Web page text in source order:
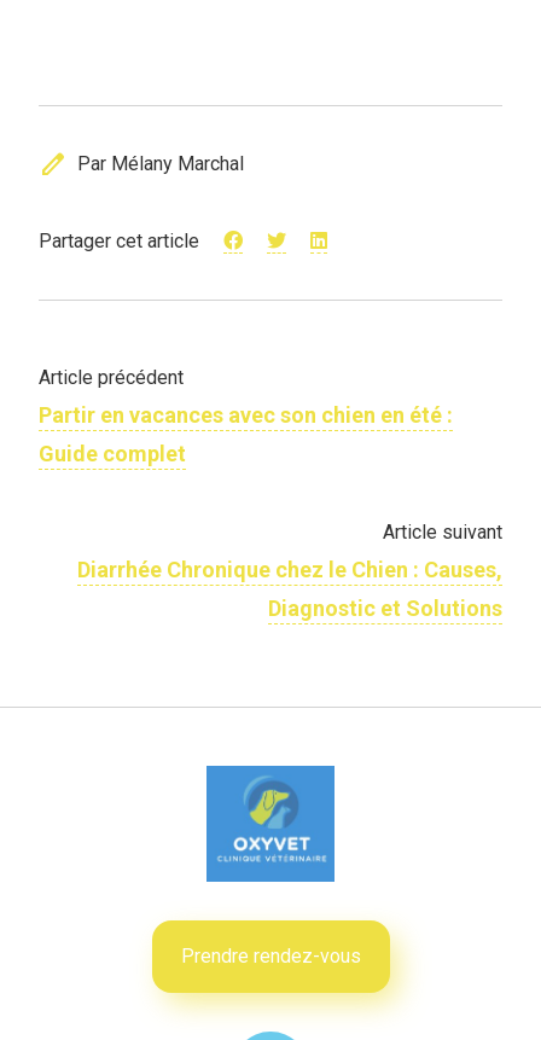
edit Par Mélany Marchal
Partager cet article
Article précédent
Partir en vacances avec son chien en été :
Guide complet
Article suivant
Diarrhée Chronique chez le Chien : Causes,
Diagnostic et Solutions
Prendre rendez-vous